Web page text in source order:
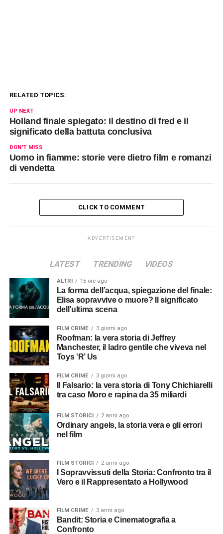
RELATED TOPICS:
UP NEXT
Holland finale spiegato: il destino di fred e il
significato della battuta conclusiva
DON'T MISS
Uomo in fiamme: storie vere dietro film e romanzi
di vendetta
CLICK TO COMMENT
ADVERTISEMENT
LATEST TRENDING VIDEOS
ALTRI 15 ore ago
La forma dell’acqua, spiegazione del finale:
Elisa sopravvive o muore? Il significato
dell’ultima scena
FILM CRIME 3 giorni ago
Roofman: la vera storia di Jeffrey
Manchester, il ladro gentile che viveva nel
Toys ‘R’ Us
FILM CRIME 3 giorni ago
tra caso Moro e rapina da 35 miliardi
FILM STORICI 2 anni ago
Ordinary angels, la storia vera e gli errori
nel film
FILM STORICI 2 anni ago
Vero e il Rappresentato a Hollywood
FILM CRIME 3 anni ago
Bandit: Storia e Cinematografia a
Confronto